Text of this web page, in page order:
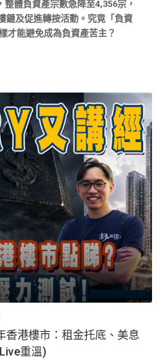
體負資產宗數急降至4,356宗，
鏈及促進轉按活動。究竟「負資
才能避免成為負資產苦主？
香港樓市：租金托底、美息
重溫)